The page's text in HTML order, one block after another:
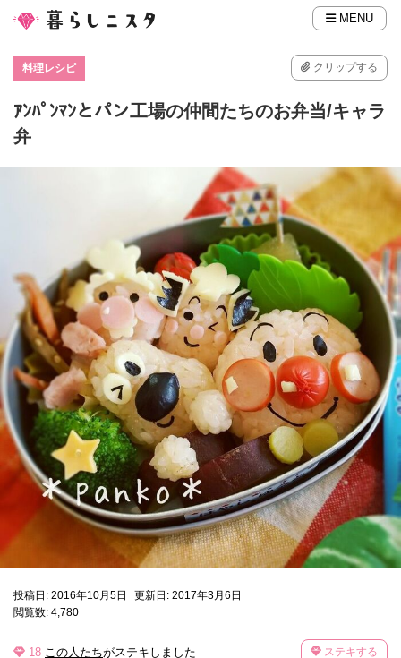
MENU
料理レシピ クリップする
ｱﾝﾊﾟﾝﾏﾝとパン工場の仲間たちのお弁当/キャラ
弁
投稿日: 2016年10月5日
更新日: 2017年3月6日
閲覧数: 4,780
18 この人たちがステキしました ステキする